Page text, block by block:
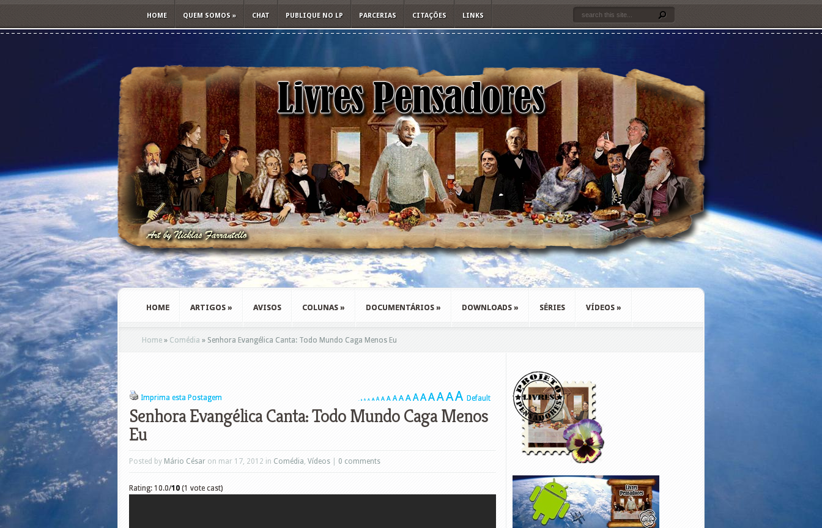
HOME QUEM SOMOS » CHAT PUBLIQUE NO LP PARCERIAS CITAÇÕES LINKS
HOME ARTIGOS » AVISOS COLUNAS » DOCUMENTÁRIOS » DOWNLOADS » SÉRIES VÍDEOS »
Home » Comédia » Senhora Evangélica Canta: Todo Mundo Caga Menos Eu
Imprima esta Postagem A A A A A A A A A A AAAAAAA Default
Senhora Evangélica Canta: Todo Mundo Caga Menos
Eu
Posted by Mário César on mar 17, 2012 in Comédia, Vídeos 0 comments
Rating: 10.0/10 (1 vote cast)